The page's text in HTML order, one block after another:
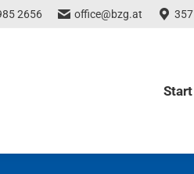
2656 office@bzg.at
Start